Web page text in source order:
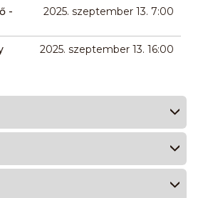
-
2025. szeptember 13. 7:00
2025. szeptember 13. 16:00